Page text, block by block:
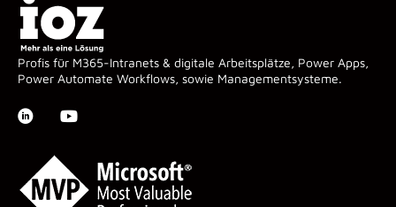
Profis für M365-Intranets & digitale Arbeitsplätze, Power Apps,
Power Automate Workflows, sowie Managementsysteme.